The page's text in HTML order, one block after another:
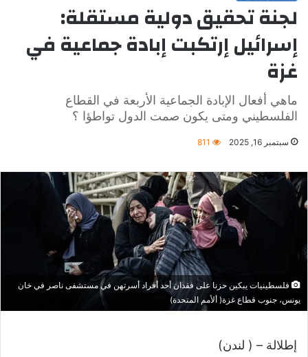
لجنة تحقيق دولية مستقلة:
إسرائيل إرتكبت إبادة جماعية في
غزة
ماهي أفعال الإبادة الجماعية الأربعة في القطاع
الفلسطيني ومتى يكون صمت الدول تواطؤا ؟
سبتمبر 16, 2025 811
فلسطينيات يبكين حزنا على فقدان أحد أفراد أسرتهن في مستشفى ناصر في خان
يونس، جنوب قطاع غزة( ألأمم المتحدة)
إطلالة – ( لندن)